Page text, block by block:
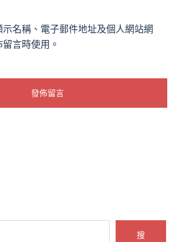
示名稱、電子郵件地址及個人網站網
言時使用。
搜